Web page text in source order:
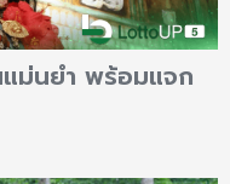
แม่นยำ พร้อมแจก